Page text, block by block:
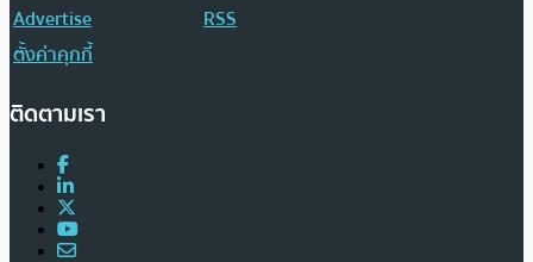
Advertise
RSS
ตั้งค่าคุกกี้
ติดตามเรา